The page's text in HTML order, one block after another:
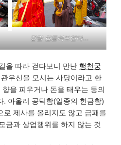
정말 힘들어보인다…
을 따라 걷다보니 만난 행천궁
관우신을 모시는 사당이라고 한
을 피우거나 돈을 태우는 등의
. 아울러 공덕함(일종의 헌금함)
로 제사를 올리지도 않고 금패를
금과 상업행위를 하지 않는 것